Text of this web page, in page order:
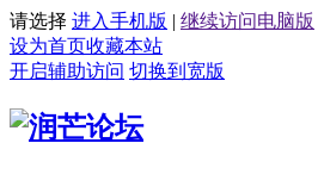
请选择 进入手机版 | 继续访问电脑版
设为首页收藏本站
开启辅助访问 切换到宽版